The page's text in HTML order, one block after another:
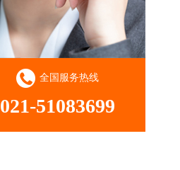
全国服务热线
021-51083699